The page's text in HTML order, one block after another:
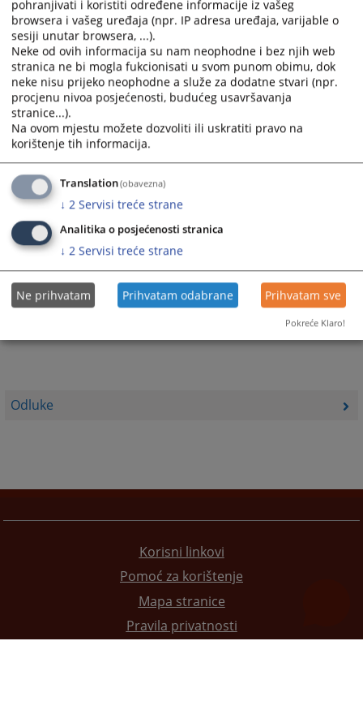
Odluke
select
a
date.
Press
the
question
mark
key
get
keyboard
shortcuts
for
dates.
select
date.
Press
the
question
mark
shortcuts
dates.
Trenutno nema vijesti
Korisni linkovi
Pomoć za korištenje
Mapa stranice
Pravila privatnosti
pohranjivati i koristiti određene informacije iz vašeg
browsera i vašeg uređaja (npr. IP adresa uređaja, varijable o
sesiji unutar browsera, ...).
Neke od ovih informacija su nam neophodne i bez njih web
stranica ne bi mogla fukcionisati u svom punom obimu, dok
neke nisu prijeko neophodne a služe za dodatne stvari (npr.
procjenu nivoa posjećenosti, budućeg usavršavanja
stranice...).
Na ovom mjestu možete dozvoliti ili uskratiti pravo na
korištenje tih informacija.
Translation(obavezna)
↓ 2 Servisi treće strane
Analitika o posjećenosti stranica
↓ 2 Servisi treće strane
Ne prihvatam Prihvatam odabrane Prihvatam sve
Pokreće Klaro!